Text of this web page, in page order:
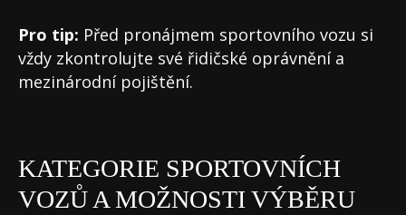
Pro tip: Před pronájmem sportovního vozu si
vždy zkontrolujte své řidičské oprávnění a
mezinárodní pojištění.
KATEGORIE SPORTOVNÍCH
VOZŮ A MOŽNOSTI VÝBĚRU